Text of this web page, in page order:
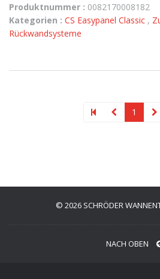
Produktnummer : 0082170008182
Kategorien : CS Easypanel Classic ,
Rückwandsysteme
1
© 2026 SCHRÖDER
NACH OBEN